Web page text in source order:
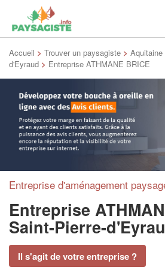
Accueil > Trouver un paysagiste > Aquitaine
d'Eyraud > Entreprise ATHMANE BRICE
Entreprise d'aménagement
Entreprise
Saint-Pierre-
Il s'agit de votre entreprise ?